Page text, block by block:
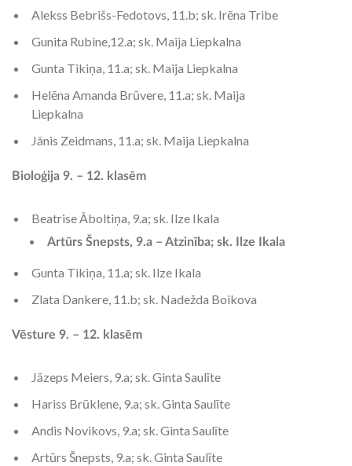
Alekss Bebrišs-Fedotovs, 11.b; sk. Irēna Tribe
Gunita Rubine,12.a; sk. Maija Liepkalna
Gunta Tikiņa, 11.a; sk. Maija Liepkalna
Helēna Amanda Brūvere, 11.a; sk. Maija
Liepkalna
Jānis Zeidmans, 11.a; sk. Maija Liepkalna
Bioloģija 9. – 12. klasēm
Beatrise Āboltiņa, 9.a; sk. Ilze Ikala
Artūrs Šnepsts, 9.a – Atzinība; sk. Ilze Ikala
Gunta Tikiņa, 11.a; sk. Ilze Ikala
Zlata Dankere, 11.b; sk. Nadežda Boikova
Vēsture 9. – 12. klasēm
Jāzeps Meiers, 9.a; sk. Ginta Saulīte
Hariss Brūklene, 9.a; sk. Ginta Saulīte
Andis Novikovs, 9.a; sk. Ginta Saulīte
Artūrs Šnepsts, 9.a; sk. Ginta Saulīte